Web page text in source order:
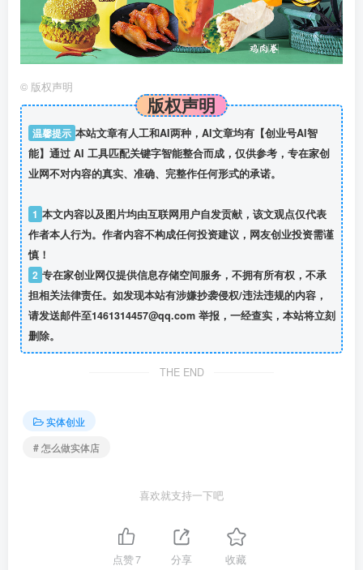
© 版权声明
版权声明
温馨提示 本站文章有人工和AI两种，AI文章均有【创业号AI智
能】通过 AI 工具匹配关键字智能整合而成，仅供参考，专在家创
业网不对内容的真实、准确、完整作任何形式的承诺。
1 本文内容以及图片均由互联网用户自发贡献，该文观点仅代表
作者本人行为。作者内容不构成任何投资建议，网友创业投资需谨
慎！
2 专在家创业网仅提供信息存储空间服务，不拥有所有权，不承
担相关法律责任。如发现本站有涉嫌抄袭侵权/违法违规的内容，
请发送邮件至1461314457@qq.com 举报，一经查实，本站将立刻
删除。
THE END
实体创业
# 怎么做实体店
喜欢就支持一下吧
点赞7 分享 收藏